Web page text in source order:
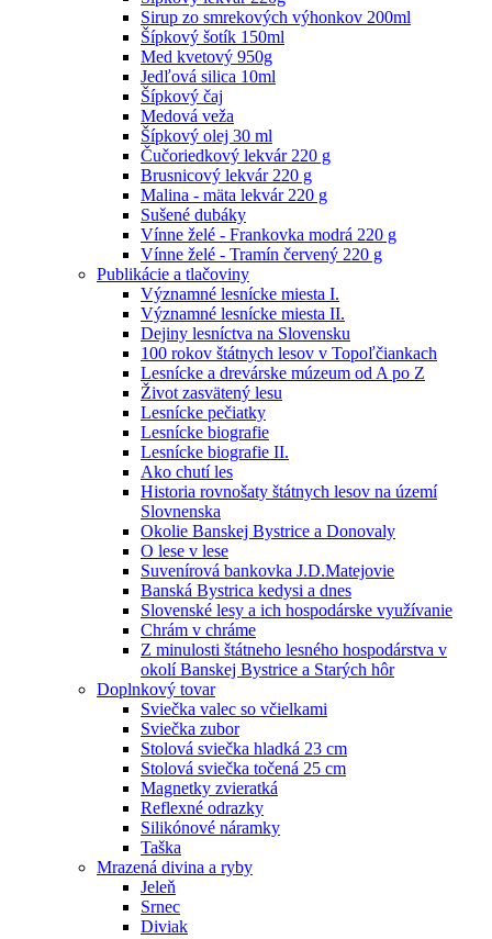
Sirup zo smrekových výhonkov 200ml
Šípkový šotík 150ml
Med kvetový 950g
Jedľová silica 10ml
Šípkový čaj
Medová veža
Šípkový olej 30 ml
Čučoriedkový lekvár 220 g
Brusnicový lekvár 220 g
Malina - mäta lekvár 220 g
Sušené dubáky
Vínne želé - Frankovka modrá 220 g
Vínne želé - Tramín červený 220 g
Publikácie a tlačoviny
Významné lesnícke miesta I.
Významné lesnícke miesta II.
Dejiny lesníctva na Slovensku
100 rokov štátnych lesov v Topoľčiankach
Lesnícke a drevárske múzeum od A po Z
Život zasvätený lesu
Lesnícke pečiatky
Lesnícke biografie
Lesnícke biografie II.
Ako chutí les
Historia rovnošaty štátnych lesov na území
Slovnenska
Okolie Banskej Bystrice a Donovaly
O lese v lese
Suvenírová bankovka J.D.Matejovie
Banská Bystrica kedysi a dnes
Slovenské lesy a ich hospodárske využívanie
Chrám v chráme
Z minulosti štátneho lesného hospodárstva v
okolí Banskej Bystrice a Starých hôr
Doplnkový tovar
Sviečka valec so včielkami
Sviečka zubor
Stolová sviečka hladká 23 cm
Stolová sviečka točená 25 cm
Magnetky zvieratká
Reflexné odrazky
Silikónové náramky
Taška
Mrazená divina a ryby
Jeleň
Srnec
Diviak